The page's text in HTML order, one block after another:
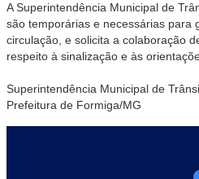
A Superintendência Municipal de
são temporárias e necessárias para
circulação, e solicita a colaboração
respeito à sinalização e às
Superintendência Municipal de
Prefeitura de Formiga/MG